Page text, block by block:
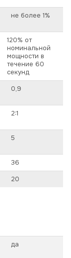
не более 1%
120% от
номинальной
мощности в
течение 60
секунд
0,9
2:1
5
36
20
да